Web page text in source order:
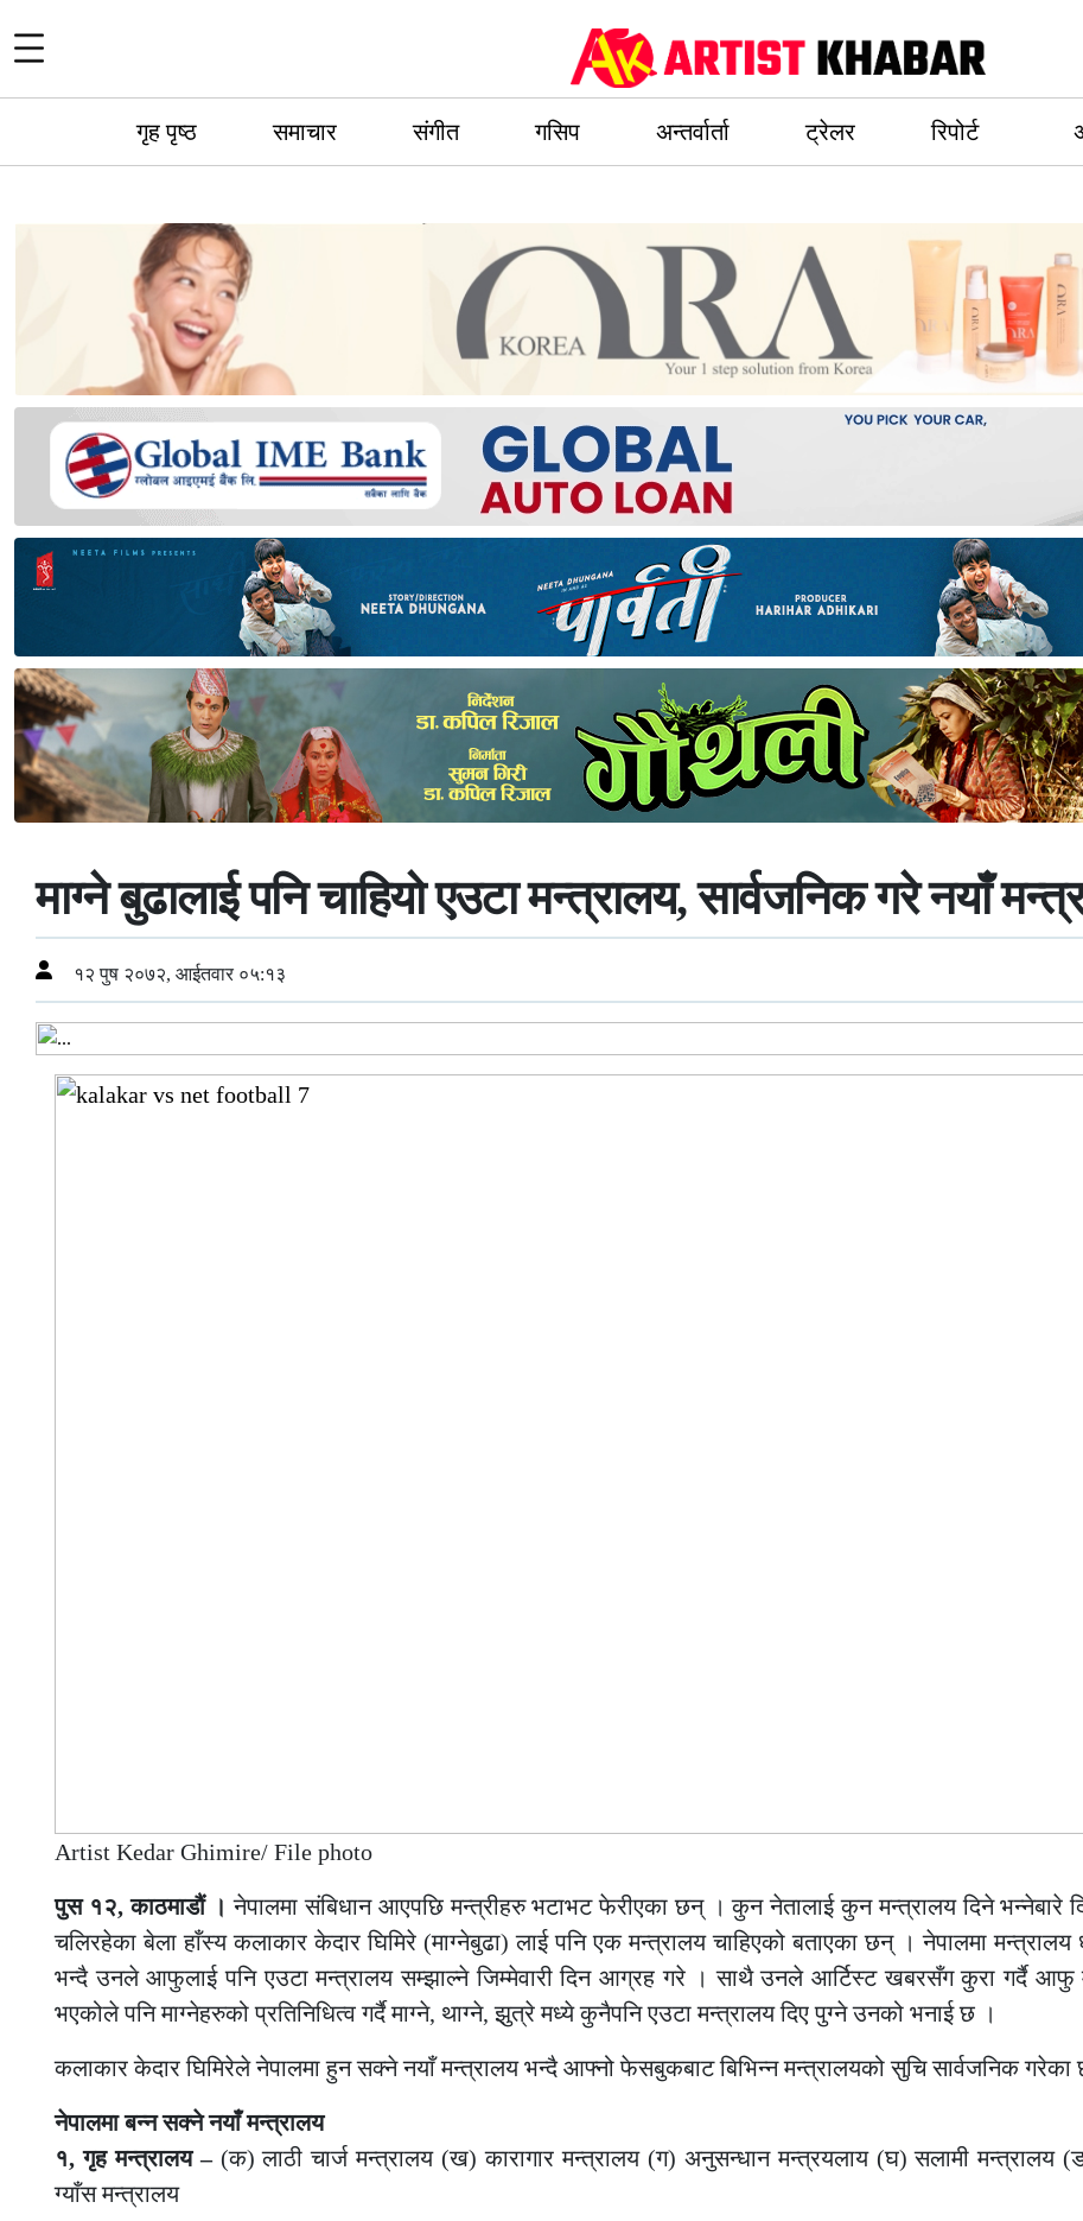
गृह पृष्ठ समाचार संगीत गसिप अन्तर्वार्ता ट्रेलर रिपोर्ट
माग्ने बुढालाई पनि चाहियो एउटा मन्त्रालय, सार्वजनिक गरे नयाँं
१२ पुष २०७२, आईतवार ०५:१३
Artist Kedar Ghimire/ File photo
पुस १२, काठमाडौं । नेपालमा संबिधान आएपछि मन्त्रीहरु भटाभट फेरीएका छन् । कुन नेतालाई कुन मन्त्रालय दिने भन्नेबारे
चलिरहेका बेला हाँस्य कलाकार केदार घिमिरे (माग्नेबुढा) लाई पनि एक मन्त्रालय चाहिएको बताएका छन् । नेपालमा
भन्दै उनले आफुलाई पनि एउटा मन्त्रालय सम्झाल्ने जिम्मेवारी दिन आग्रह गरे । साथै उनले आर्टिस्ट खबरसँग कुरा गर्दै आफु
भएकोले पनि माग्नेहरुको प्रतिनिधित्व गर्दै माग्ने, थाग्ने, झुत्रे मध्ये कुनैपनि एउटा मन्त्रालय दिए पुग्ने उनको भनाई छ ।
कलाकार केदार घिमिरेले नेपालमा हुन सक्ने नयाँ मन्त्रालय भन्दै आफ्नो फेसबुकबाट बिभिन्न मन्त्रालयको सुचि सार्वजनिक गरेका
नेपालमा बन्न सक्ने नयाँं मन्त्रालय
१, गृह मन्त्रालय –(क) लाठी चार्ज मन्त्रालय (ख) कारागार मन्त्रालय (ग) अनुसन्धान मन्त्रयलाय (घ) सलामी
ग्याँस मन्त्रालय